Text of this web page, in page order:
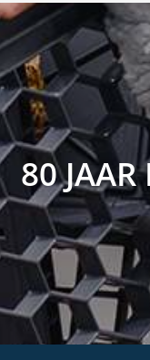
80 JAAR